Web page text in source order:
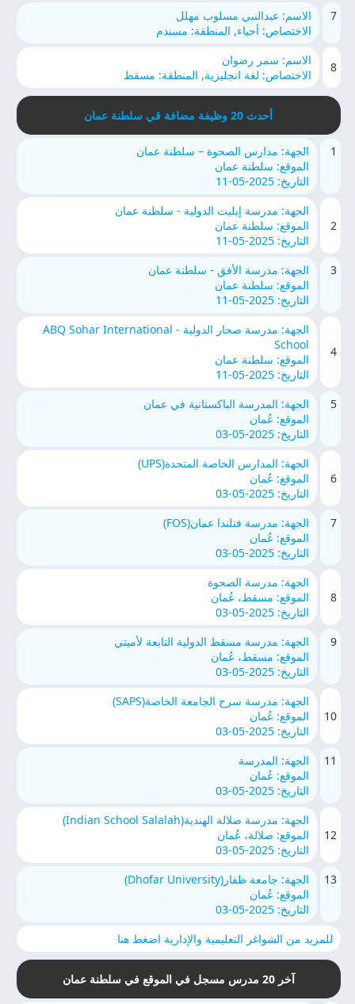
7
الاسم: عبدالنبي مسلوب مهلل
الاختصاص: أحياء, المنطقة: مسندم
8
الاسم: سمر رضوان
الاختصاص: لغة انجليزية, المنطقة: مسقط
أحدث 20 وظيفة مضافة قي سلطنة عمان
1
الجهة: مدارس الصحوة – سلطنة عمان
الموقع: سلطنة عمان
التاريخ: 2025-05-11
2
الجهة: مدرسة إيليت الدولية - سلطنة عمان
الموقع: سلطنة عمان
التاريخ: 2025-05-11
3
الجهة: مدرسة الأفق - سلطنة عمان
الموقع: سلطنة عمان
التاريخ: 2025-05-11
4
الجهة: مدرسة صحار الدولية - ABQ Sohar International
School
الموقع: سلطنة عمان
التاريخ: 2025-05-11
5
الجهة: المدرسة الباكستانية في عمان
الموقع: عُمان
التاريخ: 2025-05-03
6
الجهة: المدارس الخاصة المتحدة(UPS)
الموقع: عُمان
التاريخ: 2025-05-03
7
الجهة: مدرسة فنلندا عمان(FOS)
الموقع: عُمان
التاريخ: 2025-05-03
8
الجهة: مدرسة الصحوة
الموقع: مسقط، عُمان
التاريخ: 2025-05-03
9
الجهة: مدرسة مسقط الدولية التابعة لأميتي
الموقع: مسقط، عُمان
التاريخ: 2025-05-03
10
الجهة: مدرسة سرح الجامعة الخاصة(SAPS)
الموقع: عُمان
التاريخ: 2025-05-03
11
الجهة: المدرسة
الموقع: عُمان
التاريخ: 2025-05-03
12
الجهة: مدرسة صلالة الهندية(Indian School Salalah)
الموقع: صلالة، عُمان
التاريخ: 2025-05-03
13
الجهة: جامعة ظفار(Dhofar University)
الموقع: عُمان
التاريخ: 2025-05-03
للمزيد من الشواغر التعليمية والإدارية اضغط هنا
آخر 20 مدرس مسجل في الموقع في سلطنة عمان